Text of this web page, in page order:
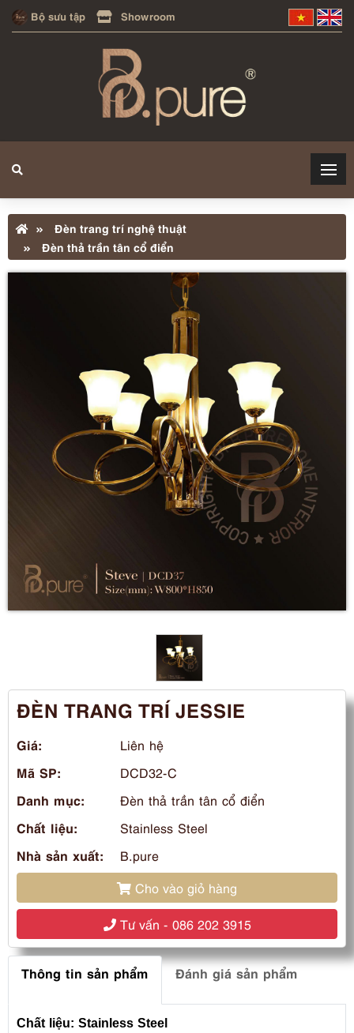
Bộ sưu tập Showroom
Đèn trang trí nghệ thuật
Đèn thả trần tân cổ điển
ĐÈN TRANG TRÍ JESSIE
Giá:
Liên hệ
Mã SP:
DCD32-C
Danh mục:
Đèn thả trần tân cổ điển
Chất liệu:
Stainless Steel
Nhà sản xuất:
B.pure
Cho vào giỏ hàng
Tư vấn - 086 202 3915
Thông tin sản phẩm Đánh giá sản phẩm
Chất liệu: Stainless Steel